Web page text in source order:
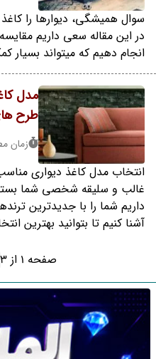
سوال همیشگی، دیوارها را
در این مقاله سعی داریم
انجام دهیم که میتواند بسیار
مدل
طرح
زمان
انتخاب مدل کاغذ دیواری
غالب و سلیقه شخصی شما
داریم شما را با جدیدترین
آشنا کنیم تا بتوانید بهترین
صفحه 1 از 3